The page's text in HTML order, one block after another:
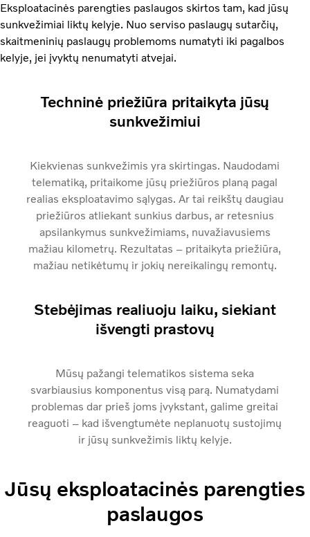
Eksploatacinės parengties paslaugos skirtos tam, kad jūsų
sunkvežimiai liktų kelyje. Nuo serviso paslaugų sutarčių,
skaitmeninių paslaugų problemoms numatyti iki pagalbos
kelyje, jei įvyktų nenumatyti atvejai.
Techninė priežiūra pritaikyta jūsų
sunkvežimiui
Kiekvienas sunkvežimis yra skirtingas. Naudodami
telematiką, pritaikome jūsų priežiūros planą pagal
realias eksploatavimo sąlygas. Ar tai reikštų daugiau
priežiūros atliekant sunkius darbus, ar retesnius
apsilankymus sunkvežimiams, nuvažiavusiems
mažiau kilometrų. Rezultatas – pritaikyta priežiūra,
mažiau netikėtumų ir jokių nereikalingų remontų.
Stebėjimas realiuoju laiku, siekiant
išvengti prastovų
Mūsų pažangi telematikos sistema seka
svarbiausius komponentus visą parą. Numatydami
problemas dar prieš joms įvykstant, galime greitai
reaguoti – kad išvengtumėte neplanuotų sustojimų
ir jūsų sunkvežimis liktų kelyje.
Jūsų eksploatacinės parengties
paslaugos